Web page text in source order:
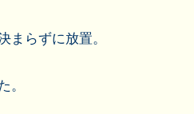
まらずに放置。
。